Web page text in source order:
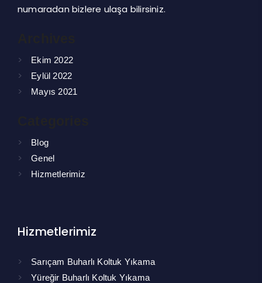
numaradan bizlere ulaşa bilirsiniz.
Ekim 2022
Eylül 2022
Mayıs 2021
Blog
Genel
Hizmetlerimiz
Hizmetlerimiz
Sarıçam Buharlı Koltuk Yıkama
Yüreğir Buharlı Koltuk Yıkama